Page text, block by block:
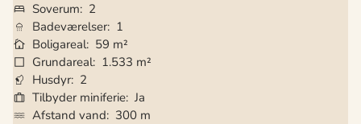
Soverum
2
Badeværelser 1
Boligareal 59 m²
Grundareal 1.533 m²
Husdyr 2
Tilbyder miniferie Ja
Afstand vand
300 m